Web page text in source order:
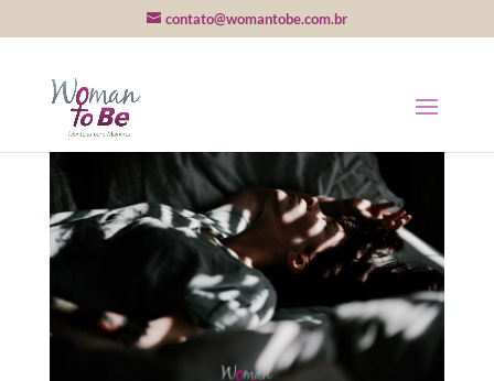
contato@womantobe.com.br